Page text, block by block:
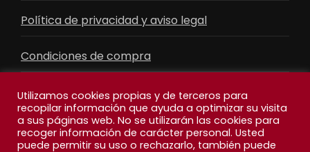
Política de privacidad y aviso legal
Condiciones de compra
Contacto
Facebook
Feed
Utilizamos cookies propias y de terceros para
recopilar información que ayuda a optimizar su visita
a sus páginas web. No se utilizarán las cookies para
recoger información de carácter personal. Usted
puede permitir su uso o rechazarlo, también puede